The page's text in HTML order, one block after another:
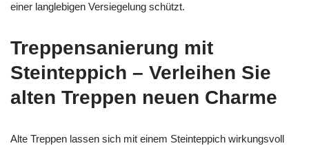
einer langlebigen Versiegelung schützt.
Treppensanierung mit
Steinteppich – Verleihen Sie
alten Treppen neuen Charme
Alte Treppen lassen sich mit einem Steinteppich wirkungsvoll